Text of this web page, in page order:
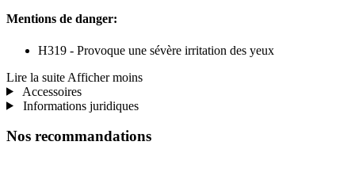
Mentions de danger:
H319 - Provoque une sévère irritation des yeux
Lire la suite Afficher moins
Accessoires
Informations juridiques
Nos recommandations